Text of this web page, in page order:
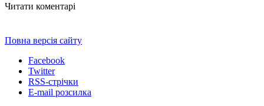
Читати коментарі
Повна версія сайту
Facebook
Twitter
RSS-стрічки
E-mail розсилка